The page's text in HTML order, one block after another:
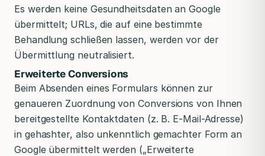
Es werden keine Gesundheitsdaten an Google
übermittelt; URLs, die auf eine bestimmte
Behandlung schließen lassen, werden vor der
Übermittlung neutralisiert.
Erweiterte Conversions
Beim Absenden eines Formulars können zur
genaueren Zuordnung von Conversions von Ihnen
bereitgestellte Kontaktdaten (z. B. E-Mail-Adresse)
in gehashter, also unkenntlich gemachter Form an
Google übermittelt werden („Erweiterte